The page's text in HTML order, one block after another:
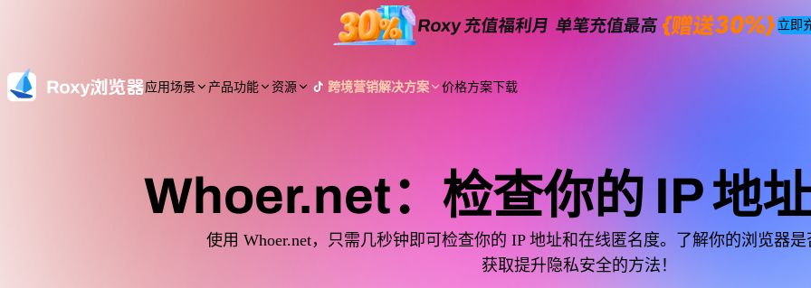
立即
应用场景 产品功能 资源 跨境营销解决方案 价格方案下载
Whoer.net：检查你的 IP 地
使用 Whoer.net，只需几秒钟即可检查你的 IP 地址和在线匿名度。了解你的浏览器
获取提升隐私安全的方法！